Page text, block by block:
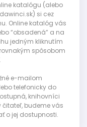
katalógu (alebo
si cez
Online katalóg vás
“obsadená” a na
jedným kliknutím
spôsobom
e-mailom
telefonicky do
knihovníci
čitateľ, budeme vás
o jej dostupnosti.